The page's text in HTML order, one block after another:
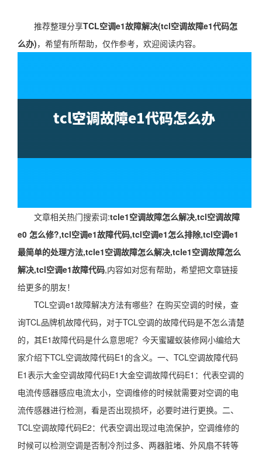
推荐整理分享TCL空调e1故障解决(tcl空调故障e1代码怎
么办)，希望有所帮助，仅作参考，欢迎阅读内容。
文章相关热门搜索词:tcle1空调故障怎么解决,tcl空调故障
e0 怎么修?,tcl空调e1故障代码,tcl空调e1怎么排除,tcl空调e1
最简单的处理方法,tcle1空调故障怎么解决,tcle1空调故障怎么
解决,tcl空调e1故障代码,内容如对您有帮助，希望把文章链接
给更多的朋友！
TCL空调e1故障解决方法有哪些？在购买空调的时候，查
询TCL品牌机故障代码，对于TCL空调的故障代码是不怎么清楚
的，其E1故障代码是什么意思呢？今天蜜罐蚁装修网小编给大
家介绍下TCL空调故障代码E1的含义。一、TCL空调故障代码
E1表示大金空调故障代码E1大金空调故障代码E1：代表空调的
电流传感器感应电流太小，空调维修的时候就需要对空调的电
流传感器进行检测，看是否出现损坏，必要时进行更换。二、
TCL空调故障代码E2：代表空调出现过电流保护，空调维修的
时候可以检测空调是否制冷剂过多、两器脏堵、外风扇不转等